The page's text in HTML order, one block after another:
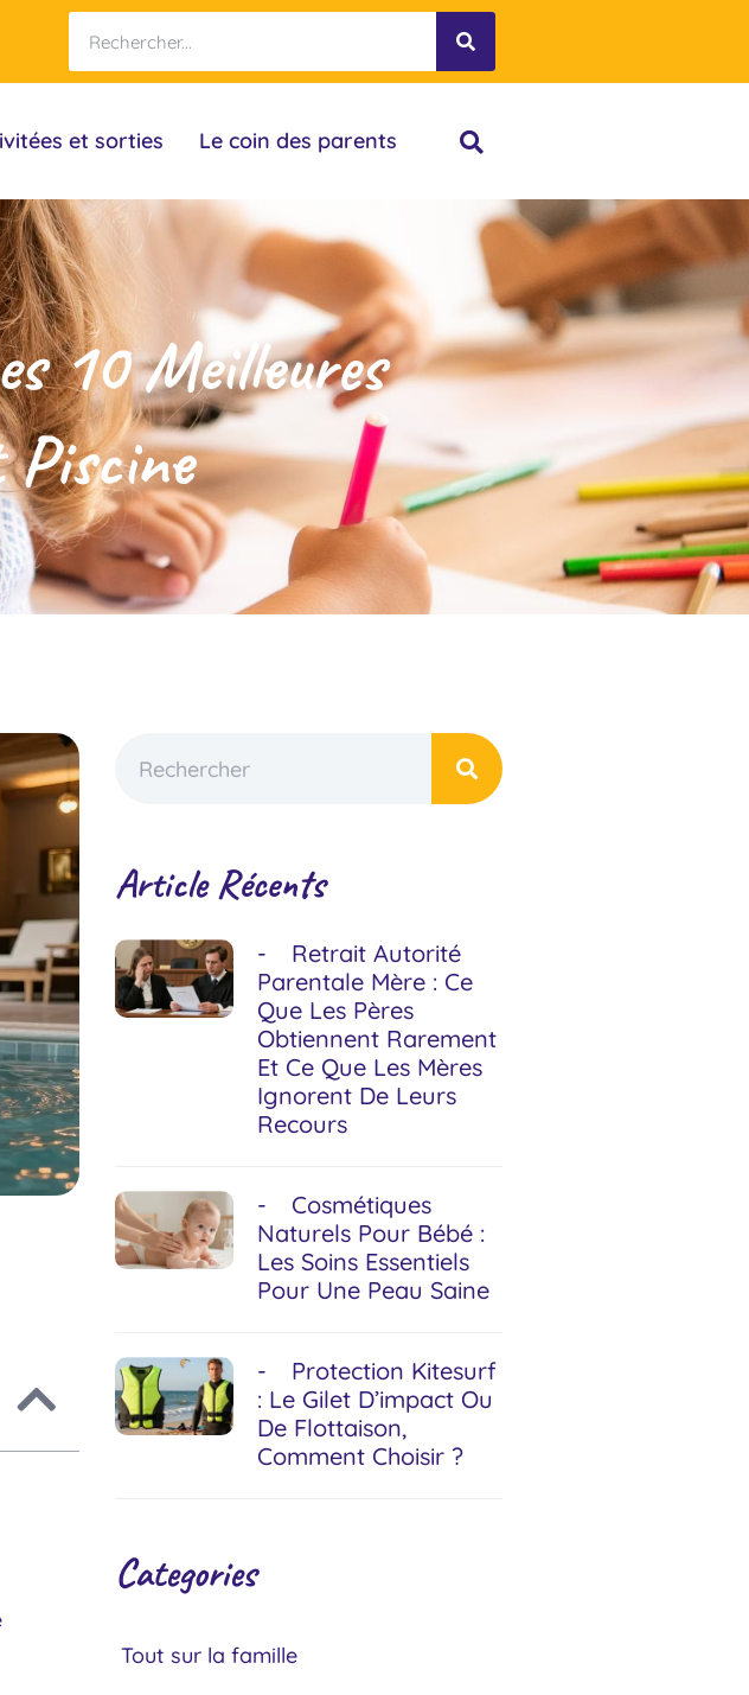
et sorties Le coin des parents
10 Meilleures
Article Récents
Retrait Autorité
Parentale Mère : Ce
Que Les Pères
Obtiennent Rarement
Et Ce Que Les Mères
Ignorent De Leurs
Recours
Cosmétiques
Naturels Pour Bébé :
Les Soins Essentiels
Pour Une Peau Saine
Protection Kitesurf
: Le Gilet D’impact Ou
De Flottaison,
Comment Choisir ?
Categories
Tout sur la famille